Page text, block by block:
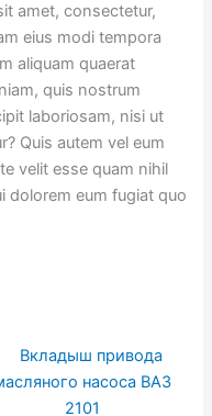
amet, consectetur,
eius modi tempora
aliquam quaerat
quis nostrum
laboriosam, nisi ut
Quis autem vel eum
velit esse quam nihil
dolorem eum fugiat quo